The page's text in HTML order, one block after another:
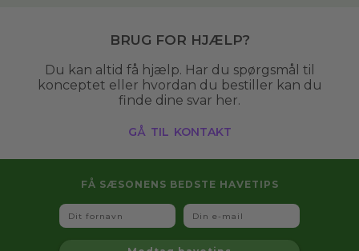
Brug for hjælp?
Du kan altid få hjælp. Har du spørgsmål til
konceptet eller hvordan du bestiller kan du
finde dine svar her.
gå til kontakt
FÅ SÆSONENS BEDSTE HAVETIPS
Fornavn Email